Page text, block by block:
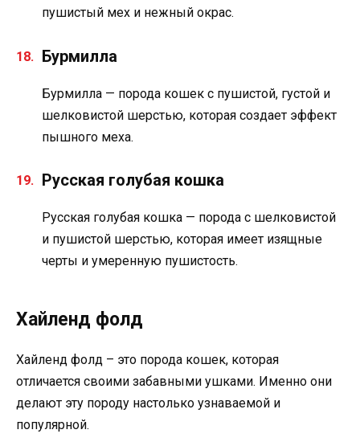
пушистый мех и нежный окрас.
Бурмилла
Бурмилла — порода кошек с пушистой, густой и
шелковистой шерстью, которая создает эффект
пышного меха.
Русская голубая кошка
Русская голубая кошка — порода с шелковистой
и пушистой шерстью, которая имеет изящные
черты и умеренную пушистость.
Хайленд фолд
Хайленд фолд – это порода кошек, которая
отличается своими забавными ушками. Именно они
делают эту породу настолько узнаваемой и
популярной.